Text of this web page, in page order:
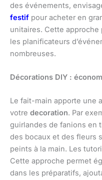
des événements,
festif pour acheter en
unitaires. Cette
les planificateurs
nombreuses.
Décorations DIY :
Le fait-main apporte une
votre decoration. Par
guirlandes de fanions en
des bocaux et des fleurs
peints à la main. Les
Cette approche permet
dans les préparatifs,